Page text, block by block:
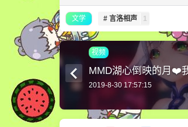
文学 # 言洛相声 1
视频
MMD湖心倒映的月❤️
2019-8-30 17:57:15